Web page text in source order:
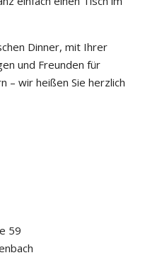
Dinner, mit Ihrer
und Freunden für
– wir heißen Sie herzlich
59